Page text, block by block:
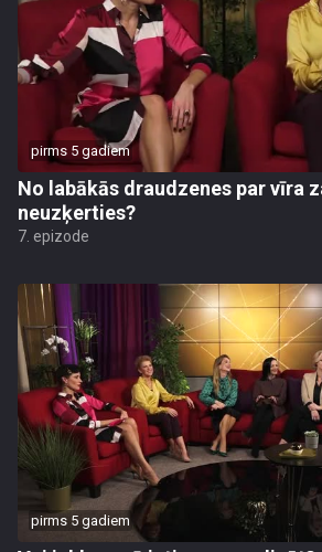
pirms 5 gadiem
No labākās draudzenes par vīra
neuzķerties?
7. epizode
pirms 5 gadiem